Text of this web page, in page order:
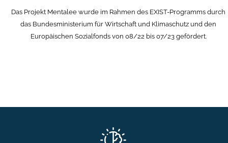
Das Projekt Mentalee wurde im Rahmen des EXIST-Programms durch
das Bundesministerium für Wirtschaft und Klimaschutz und den
Europäischen Sozialfonds von 08/22 bis 07/23 gefördert.